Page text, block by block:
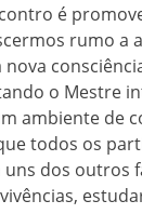
é
rumo a
o Mestre
ambiente de
todos os
dos outros